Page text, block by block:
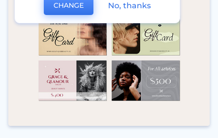
CHANGE No, thanks